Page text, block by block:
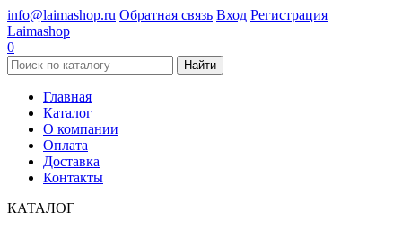
info@laimashop.ru Обратная связь Вход Регистрация
Laimashop
0
Найти
Главная
Каталог
О компании
Оплата
Доставка
Контакты
КАТАЛОГ